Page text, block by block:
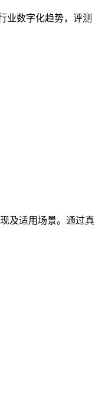
业数字化趋势，评测
及适用场景。通过真